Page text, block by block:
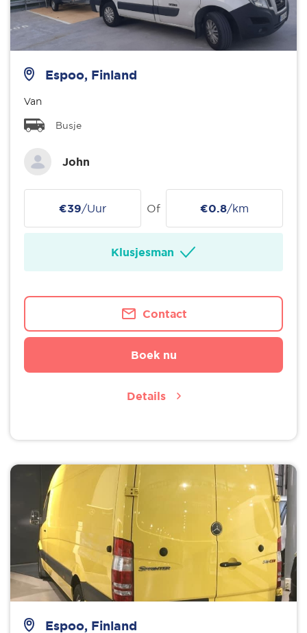
Espoo, Finland
Van
Busje
John
€39/Uur Of €0.8/km
Klusjesman
Contact
Boek nu
Details
Espoo, Finland